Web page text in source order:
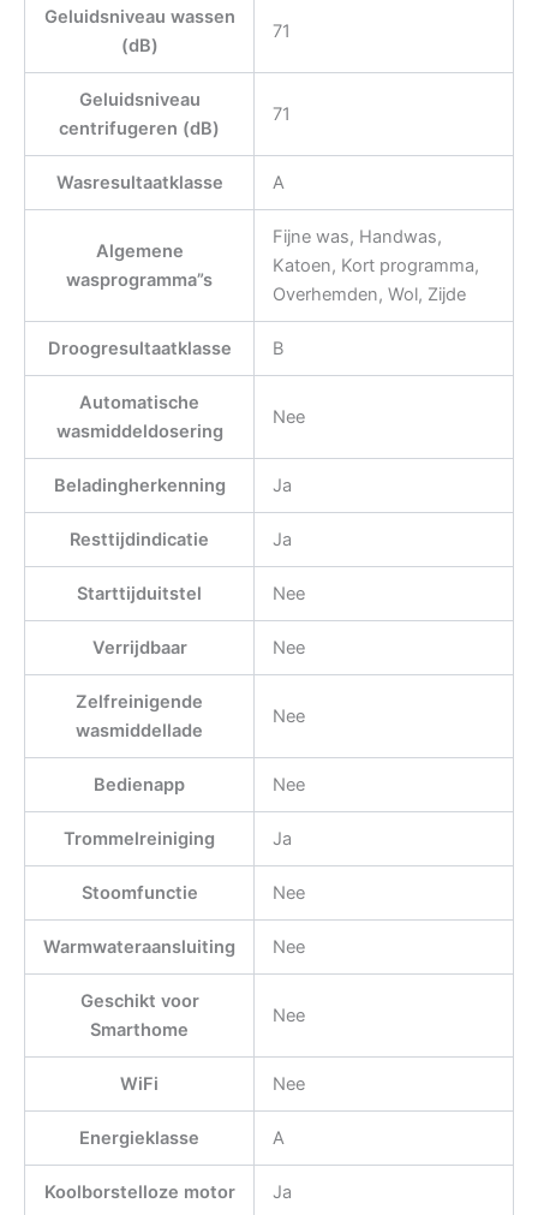
Geluidsniveau wassen
(dB)
71
Geluidsniveau
centrifugeren (dB)
71
Wasresultaatklasse A
Algemene
wasprogramma”s
Fijne was, Handwas,
Katoen, Kort programma,
Overhemden, Wol, Zijde
Droogresultaatklasse B
Automatische
wasmiddeldosering
Nee
Beladingherkenning Ja
Resttijdindicatie Ja
Starttijduitstel Nee
Verrijdbaar Nee
Zelfreinigende
wasmiddellade
Nee
Bedienapp Nee
Trommelreiniging Ja
Stoomfunctie Nee
Warmwateraansluiting Nee
Geschikt voor
Smarthome
Nee
WiFi Nee
Energieklasse A
Koolborstelloze motor Ja